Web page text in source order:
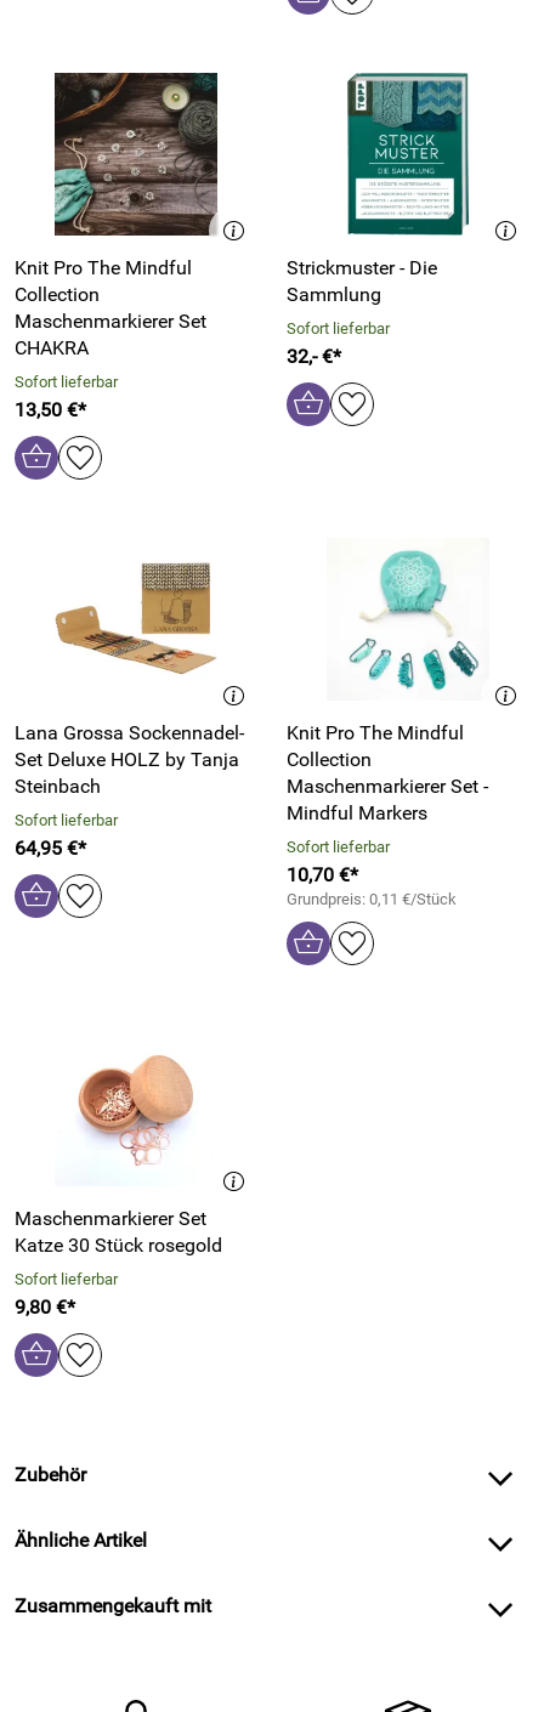
Knit Pro The Mindful
Collection
Maschenmarkierer Set
CHAKRA
Sofort lieferbar
13,50 €*
Strickmuster - Die
Sammlung
Sofort lieferbar
32,- €*
Lana Grossa Sockennadel-
Set Deluxe HOLZ by Tanja
Steinbach
Sofort lieferbar
64,95 €*
Knit Pro The Mindful
Collection
Maschenmarkierer Set -
Mindful Markers
Sofort lieferbar
10,70 €*
Grundpreis: 0,11 €/Stück
Maschenmarkierer Set
Katze 30 Stück rosegold
Sofort lieferbar
9,80 €*
Zubehör
Ähnliche Artikel
Zusammengekauft mit